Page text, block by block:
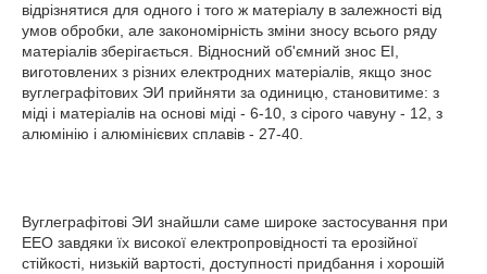
відрізнятися для одного і того ж матеріалу в залежності від
умов обробки, але закономірність зміни зносу всього ряду
матеріалів зберігається. Відносний об'ємний знос ЕІ,
виготовлених з різних електродних матеріалів, якщо знос
вуглеграфітових ЭИ прийняти за одиницю, становитиме: з
міді і матеріалів на основі міді - 6-10, з сірого чавуну - 12, з
алюмінію і алюмінієвих сплавів - 27-40.
Вуглеграфітові ЭИ знайшли саме широке застосування при
ЕЕО завдяки їх високої електропровідності та ерозійної
стійкості, низькій вартості, доступності придбання і хорошій